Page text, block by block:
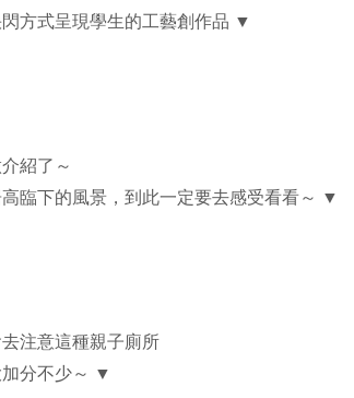
方式呈現學生的工藝創作品 ▼
紹了～
臨下的風景，到此一定要去感受看看～ ▼
注意這種親子廁所
分不少～ ▼